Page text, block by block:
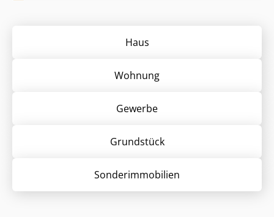
Haus
Wohnung
Gewerbe
Grund­stück
Sonder­immobilien